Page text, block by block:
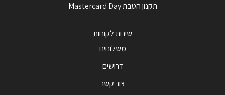
תקנון הטבת Mastercard Day
שירות לקוחות
משלוחים
דרושים
צור קשר